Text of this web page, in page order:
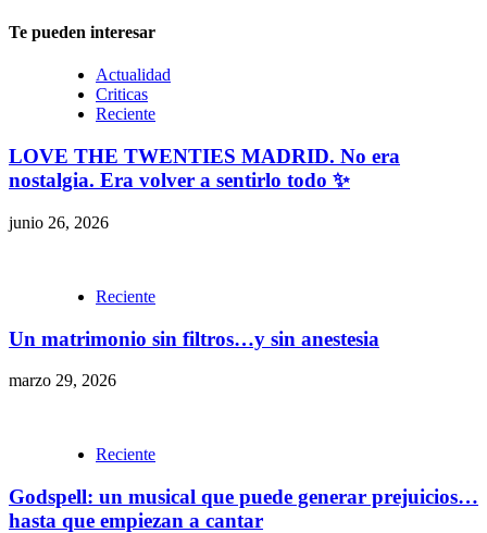
Te pueden interesar
Actualidad
Criticas
Reciente
LOVE THE TWENTIES MADRID. No era
nostalgia. Era volver a sentirlo todo ✨
junio 26, 2026
Reciente
Un matrimonio sin filtros…y sin anestesia
marzo 29, 2026
Reciente
Godspell: un musical que puede generar prejuicios…
hasta que empiezan a cantar